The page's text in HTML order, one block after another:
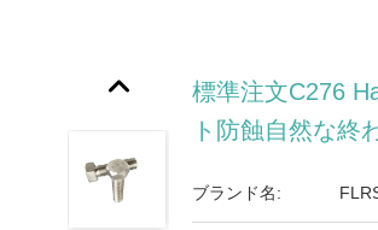
標準注文C276
ト防蝕自然な終
ブランド名: